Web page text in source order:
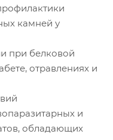
камней у
при белковой
отравлениях и
и
обладающих